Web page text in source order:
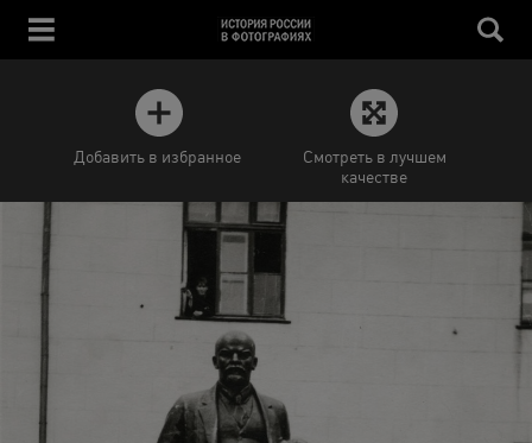
Добавить в избранное
Смотреть в лучшем
качестве